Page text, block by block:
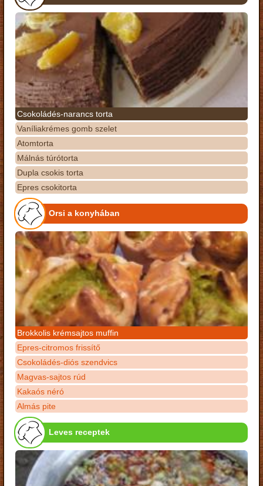
Csokoládés-narancs torta
Vaníliakrémes gomb szelet
Atomtorta
Málnás túrótorta
Dupla csokis torta
Epres csokitorta
Orsi a konyhában
Brokkolis krémsajtos muffin
Epres-citromos frissítő
Csokoládés-diós szendvics
Magvas-sajtos rúd
Kakaós néró
Almás pite
Leves receptek